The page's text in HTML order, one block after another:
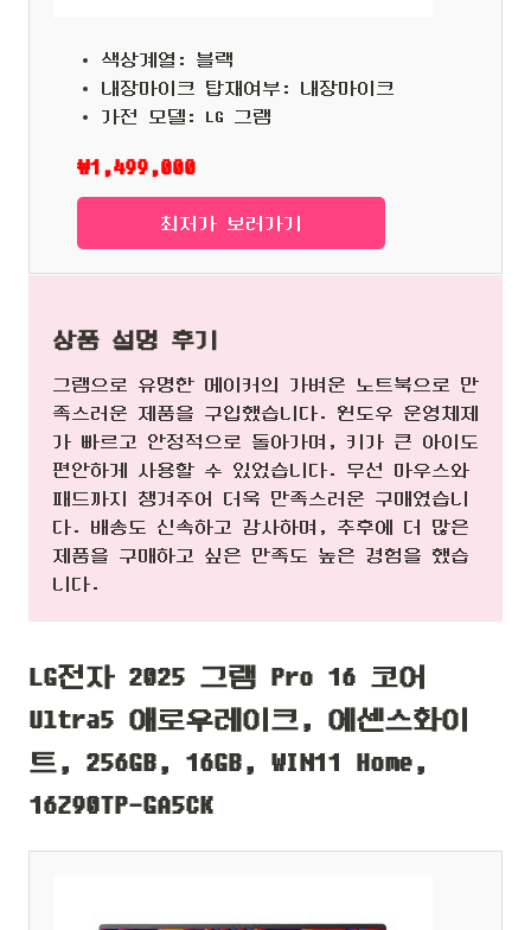
색상계열: 블랙
내장마이크 탑재여부: 내장마이크
가전 모델: LG 그램
₩1,499,000
최저가 보러가기
상품 설명 후기
그램으로 유명한 메이커의 가벼운 노트북으로 만
족스러운 제품을 구입했습니다. 윈도우 운영체제
가 빠르고 안정적으로 돌아가며, 키가 큰 아이도
편안하게 사용할 수 있었습니다. 무선 마우스와
패드까지 챙겨주어 더욱 만족스러운 구매였습니
다. 배송도 신속하고 감사하며, 추후에 더 많은
제품을 구매하고 싶은 만족도 높은 경험을 했습
니다.
LG전자 2025 그램 Pro 16 코어
Ultra5 애로우레이크, 에센스화이
트, 256GB, 16GB, WIN11 Home,
16Z90TP-GA5CK